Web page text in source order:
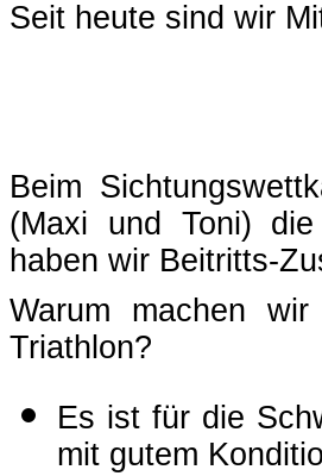
Seit heute sind wir
Beim
(Maxi und Toni)
haben wir Beitritts-
Warum machen wir
Triathlon?
Es ist für die
mit gutem